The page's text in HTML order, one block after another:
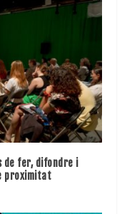
de fer, difondre i
proximitat